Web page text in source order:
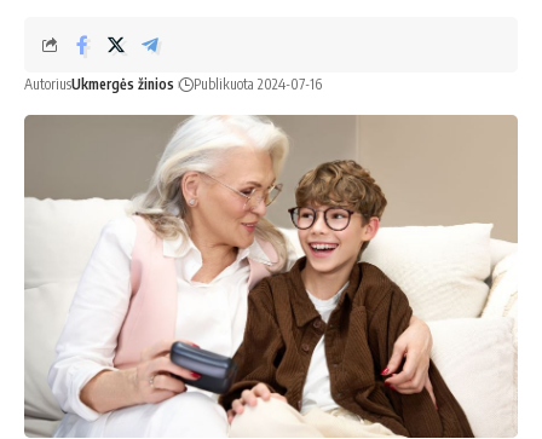
AutoriusUkmergės žinios Publikuota 2024-07-16